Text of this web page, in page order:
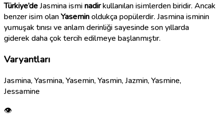
Türkiye’deJasmina isminadirkullanılan isimlerden biridir. Ancak
benzer isim olanYaseminoldukça popülerdir. Jasmina isminin
yumuşak tınısı ve anlam derinliği sayesinde son yıllarda
giderek daha çok tercih edilmeye başlanmıştır.
Varyantları
Jasmina, Yasmina, Yasemin, Yasmin, Jazmin, Yasmine,
Jessamine
👁